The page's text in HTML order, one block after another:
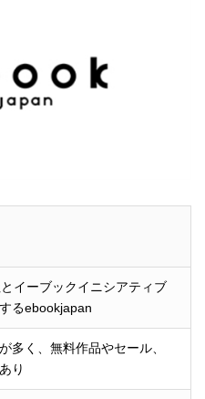
イーブックイニシアティブ
るebookjapan
多く、無料作品やセール、
り